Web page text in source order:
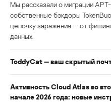
Мы рассказали о миграции
собственные бэкдоры
цепочку заражения — от
данных.
ToddyCat — ваш скрытый
Активность Cloud Atlas во
начале 2026 года: новые